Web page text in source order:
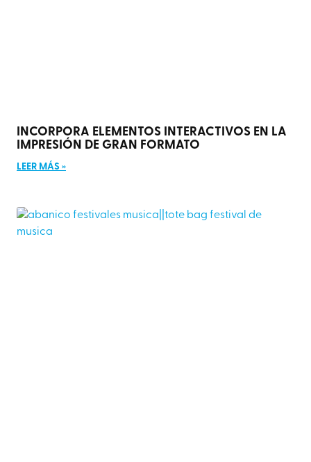
INCORPORA ELEMENTOS INTERACTIVOS EN LA
IMPRESIÓN DE GRAN FORMATO
LEER MÁS »